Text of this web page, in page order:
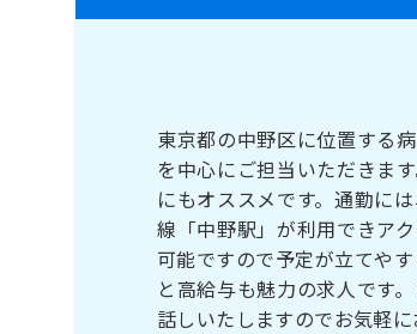
東京都の中野区に位置する
を中心にご担当いただきま
にもオススメです。通勤に
線「中野駅」が利用できア
可能ですので予定が立てや
と高給与も魅力の求人です
話しいたしますのでお気軽に